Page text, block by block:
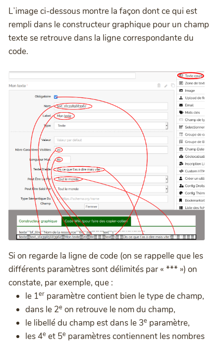
Lʼimage ci-dessous montre la façon dont ce qui est
rempli dans le constructeur graphique pour un champ
texte se retrouve dans la ligne correspondante du
code.
Si on regarde la ligne de code (on se rappelle que les
différents paramètres sont délimités par « *** ») on
constate, par exemple, que :
le 1er paramètre contient bien le type de champ,
dans le 2e on retrouve le nom du champ,
le libellé du champ est dans le 3e paramètre,
les 4e et 5e paramètres contiennent les nombres